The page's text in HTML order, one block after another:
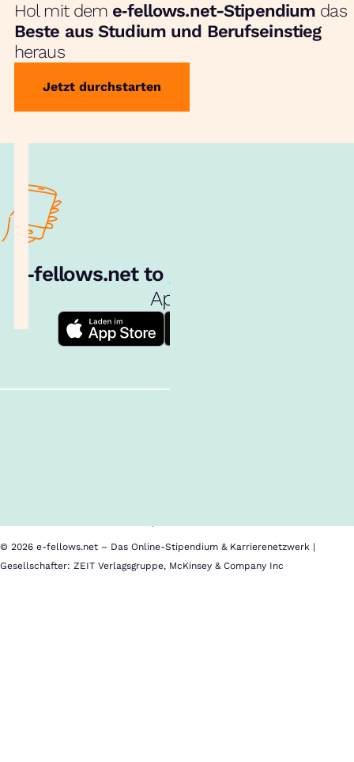
Hol mit dem e‑fellows.net-Stipendium das
Beste aus Studium und Berufseinstieg
heraus
Jetzt durchstarten
e‑fellows.net to go:
App!
© 2026 e-fellows.net – Das Online-Stipendium & Karrierenetzwerk |
Gesellschafter: ZEIT Verlagsgruppe, McKinsey & Company Inc